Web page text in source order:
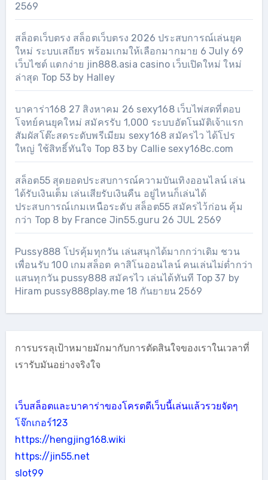
2569
สล็อตเว็บตรง สล็อตเว็บตรง 2026 ประสบการณ์เล่นยุค
ใหม่ ระบบเสถียร พร้อมเกมให้เลือกมากมาย 6 July 69
เว็บไซต์ แตกง่าย jin888.asia casino เว็บเปิดใหม่ ใหม่
ล่าสุด Top 53 by Halley
บาคาร่า168 27 สิงหาคม 26 sexy168 เว็บไพ่สดที่ตอบ
โจทย์คนยุคใหม่ สมัครรับ 1,000 ระบบอัตโนมัติเจ้าแรก
สัมผัสโต๊ะสดระดับพรีเมียม sexy168 สมัครไว ได้โปร
ใหญ่ ใช้สิทธิ์ทันใจ Top 83 by Callie sexy168c.com
สล็อต55 สุดยอดประสบการณ์ความบันเทิงออนไลน์ เล่น
ได้รับเงินเต็ม เล่นเสียรับเงินคืน อยู่ไหนก็เล่นได้
ประสบการณ์เกมเหนือระดับ สล็อต55 สมัครไว้ก่อน คุ้ม
กว่า Top 8 by France Jin55.guru 26 JUL 2569
Pussy888 โปรคุ้มทุกวัน เล่นสนุกได้มากกว่าเดิม ชวน
เพื่อนรับ 100 เกมสล็อต คาสิโนออนไลน์ คนเล่นไม่ต่ำกว่า
แสนทุกวัน pussy888 สมัครไว เล่นได้ทันที Top 37 by
Hiram pussy888play.me 18 กันยายน 2569
การบรรลุเป้าหมายมักมากับการตัดสินใจของเราในเวลาที่
เรารับมันอย่างจริงใจ
เว็บสล็อตและบาคาร่าของโครตดีเว็บนี้เล่นแล้วรวยจัดๆ
โจ๊กเกอร์123
https://hengjing168.wiki
https://jin55.net
slot99